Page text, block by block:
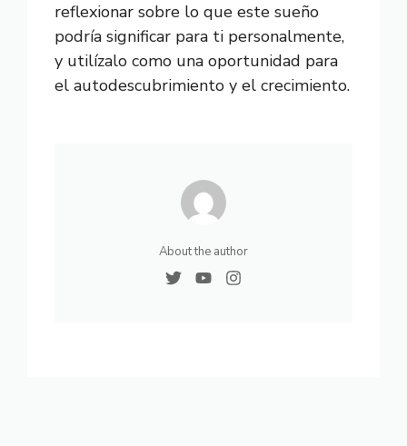
reflexionar sobre lo que este sueño
podría significar para ti personalmente,
y utilízalo como una oportunidad para
el autodescubrimiento y el crecimiento.
About the author